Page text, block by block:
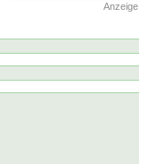
Anzeige